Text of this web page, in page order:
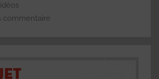
commentaire